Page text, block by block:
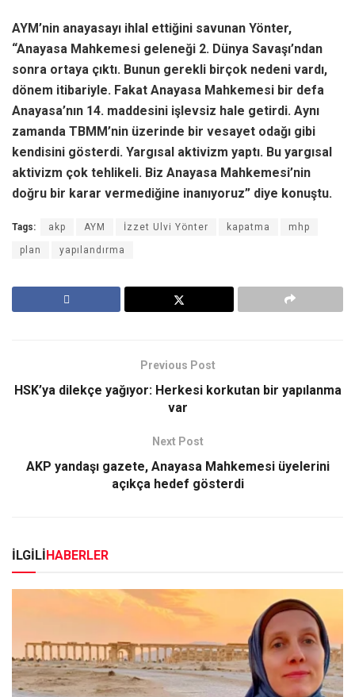
AYM’nin anayasayı ihlal ettiğini savunan Yönter,
“Anayasa Mahkemesi geleneği 2. Dünya Savaşı’ndan
sonra ortaya çıktı. Bunun gerekli birçok nedeni vardı,
dönem itibariyle. Fakat Anayasa Mahkemesi bir defa
Anayasa’nın 14. maddesini işlevsiz hale getirdi. Aynı
zamanda TBMM’nin üzerinde bir vesayet odağı gibi
kendisini gösterdi. Yargısal aktivizm yaptı. Bu yargısal
aktivizm çok tehlikeli. Biz Anayasa Mahkemesi’nin
doğru bir karar vermediğine inanıyoruz” diye konuştu.
Tags: akp AYM İzzet Ulvi Yönter kapatma mhp
plan yapılandırma
Previous Post
HSK’ya dilekçe yağıyor: Herkesi korkutan bir yapılanma
var
Next Post
AKP yandaşı gazete, Anayasa Mahkemesi üyelerini
açıkça hedef gösterdi
İLGİLİHABERLER